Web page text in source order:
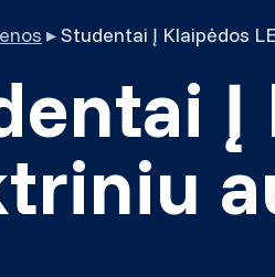
▸Studentai Į Klaipėdos
Į